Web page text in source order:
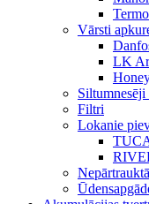
Vārsti
LK
Filtri
Lokanie